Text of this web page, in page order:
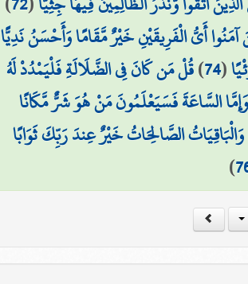
آمَنُوا أَيُّ الْفَرِيقَيْنِ خَيْرٌ مَّقَامًا وَأَحْسَنُ نَدِيًّا
(
74
)قُلْ مَن كَانَ فِي الضَّلَالَةِ فَلْيَمْدُدْ لَهُ
السَّاعَةَ فَسَيَعْلَمُونَ مَنْ هُوَ شَرٌّ مَّكَانًا
الصَّالِحَاتُ خَيْرٌ عِندَ رَبِّكَ ثَوَابًا
)